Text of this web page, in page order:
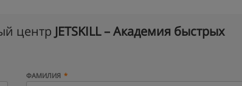
центр JETSKILL – Академия быстрых
ФАМИЛИЯ